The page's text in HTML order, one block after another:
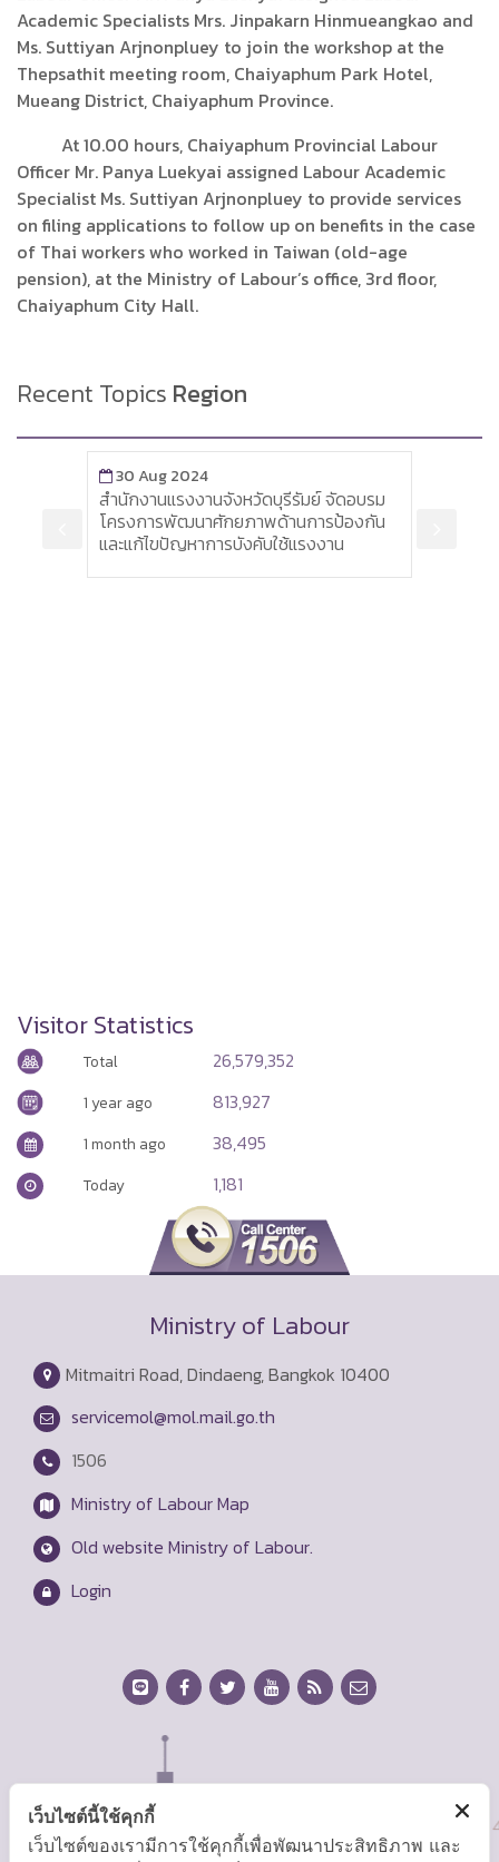
Academic Specialists Mrs. Jinpakarn Hinmueangkao and
Ms. Suttiyan Arjnonpluey to join the workshop at the
Thepsathit meeting room, Chaiyaphum Park Hotel,
Mueang District, Chaiyaphum Province.
At 10.00 hours, Chaiyaphum Provincial Labour
Officer Mr. Panya Luekyai assigned Labour Academic
Specialist Ms. Suttiyan Arjnonpluey to provide services
on filing applications to follow up on benefits in the case
of Thai workers who worked in Taiwan (old-age
pension), at the Ministry of Labour’s office, 3rd floor,
Chaiyaphum City Hall.
Recent Topics Region
30 Aug 2024
สำนักงานแรงงานจังหวัดบุรีรัมย์ จัดอบรม
โครงการพัฒนาศักยภาพด้านการป้องกัน
และแก้ไขปัญหาการบังคับใช้แรงงาน
ประชุมคณะกรรมก
ความสงบเรียบร้อ
Visitor Statistics
Total 26,579,352
1 year ago 813,927
1 month ago 38,495
Today 1,181
Ministry of Labour
Mitmaitri Road, Dindaeng, Bangkok 10400
servicemol@mol.mail.go.th
1506
Ministry of Labour Map
Old website Ministry of Labour.
Login
เว็บไซต์นี้ใช้คุกกี้
เว็บไซต์ของเรามีการใช้คุกกี้เพื่อพัฒนาประสิทธิภาพ และ